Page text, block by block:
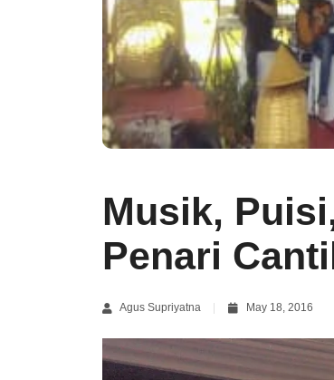
Musik,
Penari
Agus Supriyatna May 18, 2016